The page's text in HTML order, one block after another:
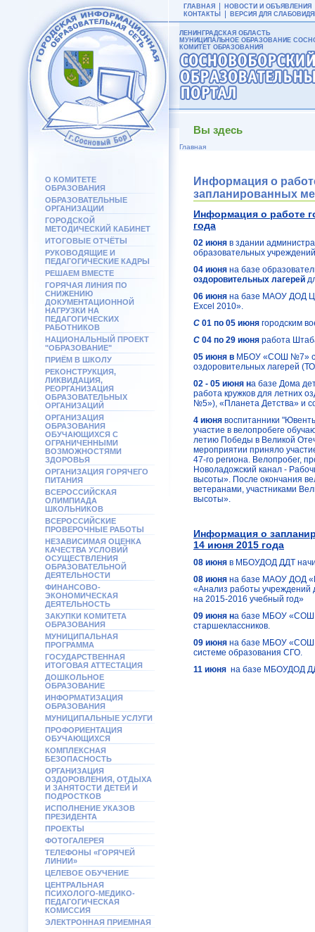
О КОМИТЕТЕ
ОБРАЗОВАНИЯ
ОБРАЗОВАТЕЛЬНЫЕ
ОРГАНИЗАЦИИ
ГОРОДСКОЙ
МЕТОДИЧЕСКИЙ КАБИНЕТ
ИТОГОВЫЕ ОТЧЁТЫ
РУКОВОДЯЩИЕ И
ПЕДАГОГИЧЕСКИЕ КАДРЫ
РЕШАЕМ ВМЕСТЕ
ГОРЯЧАЯ ЛИНИЯ ПО
СНИЖЕНИЮ
ДОКУМЕНТАЦИОННОЙ
НАГРУЗКИ НА
ПЕДАГОГИЧЕСКИХ
РАБОТНИКОВ
НАЦИОНАЛЬНЫЙ ПРОЕКТ
"ОБРАЗОВАНИЕ"
ПРИЁМ В ШКОЛУ
РЕКОНСТРУКЦИЯ,
ЛИКВИДАЦИЯ,
РЕОРГАНИЗАЦИЯ
ОБРАЗОВАТЕЛЬНЫХ
ОРГАНИЗАЦИЙ
ОРГАНИЗАЦИЯ
ОБРАЗОВАНИЯ
ОБУЧАЮЩИХСЯ С
ОГРАНИЧЕННЫМИ
ВОЗМОЖНОСТЯМИ
ЗДОРОВЬЯ
ОРГАНИЗАЦИЯ ГОРЯЧЕГО
ПИТАНИЯ
ВСЕРОССИЙСКАЯ
ОЛИМПИАДА
ШКОЛЬНИКОВ
ВСЕРОССИЙСКИЕ
ПРОВЕРОЧНЫЕ РАБОТЫ
НЕЗАВИСИМАЯ ОЦЕНКА
КАЧЕСТВА УСЛОВИЙ
ОСУЩЕСТВЛЕНИЯ
ОБРАЗОВАТЕЛЬНОЙ
ДЕЯТЕЛЬНОСТИ
ФИНАНСОВО-
ЭКОНОМИЧЕСКАЯ
ДЕЯТЕЛЬНОСТЬ
ЗАКУПКИ КОМИТЕТА
ОБРАЗОВАНИЯ
МУНИЦИПАЛЬНАЯ
ПРОГРАММА
ГОСУДАРСТВЕННАЯ
ИТОГОВАЯ АТТЕСТАЦИЯ
ДОШКОЛЬНОЕ
ОБРАЗОВАНИЕ
ИНФОРМАТИЗАЦИЯ
ОБРАЗОВАНИЯ
МУНИЦИПАЛЬНЫЕ УСЛУГИ
ПРОФОРИЕНТАЦИЯ
ОБУЧАЮЩИХСЯ
КОМПЛЕКСНАЯ
БЕЗОПАСНОСТЬ
ОРГАНИЗАЦИЯ
ОЗДОРОВЛЕНИЯ, ОТДЫХА
И ЗАНЯТОСТИ ДЕТЕЙ И
ПОДРОСТКОВ
ИСПОЛНЕНИЕ УКАЗОВ
ПРЕЗИДЕНТА
ПРОЕКТЫ
ФОТОГАЛЕРЕЯ
ТЕЛЕФОНЫ «ГОРЯЧЕЙ
ЛИНИИ»
ЦЕЛЕВОЕ ОБУЧЕНИЕ
ЦЕНТРАЛЬНАЯ
ПСИХОЛОГО-МЕДИКО-
ПЕДАГОГИЧЕСКАЯ
КОМИССИЯ
ЭЛЕКТРОННАЯ ПРИЕМНАЯ
ГЛАВНАЯ
НОВОСТИ И ОБЪЯВЛЕНИЯ
КОНТАКТЫ
ВЕРСИЯ ДЛЯ
ЛЕНИНГРАДСКАЯ ОБЛАСТЬ
МУНИЦИПАЛЬНОЕ ОБРАЗОВАНИЕ
КОМИТЕТ ОБРАЗОВАНИЯ
Вы здесь
Главная
Информация о
запланированных
Информация о работе
года
02 июня в здании
образовательных
04 июня на базе
оздоровительных лагерей
06 июня на базе МАОУ ДОД
Excel 2010».
С 01 по 05 июня городским
С 04 по 29 июня работа
05 июня в МБОУ «СОШ №7»
оздоровительных лагерей
02 - 05 июня на базе Дома
работа кружков для летних
№5»), «Планета Детства» и
4 июня воспитанники
участие в велопробеге
летию Победы в Великой
мероприятии приняло
47-го региона. Велопробег,
Новоладожский канал -
высоты». После окончания
ветеранами, участниками
высоты».
Информация о
14 июня 2015 года
08 июня в МБОУДОД ДДТ
08 июня на базе МАОУ ДОД
«Анализ работы учреждений
на 2015-2016 учебный год»
09 июня на базе МБОУ «СОШ
старшеклассников.
09 июня на базе МБОУ
системе образования СГО.
11 июня на базе МБОУДОД